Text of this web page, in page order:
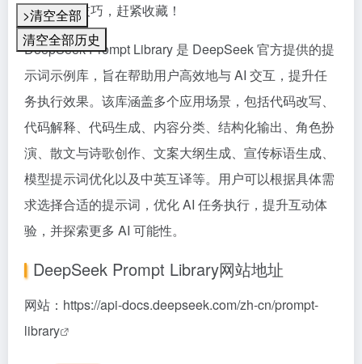
>清空全部
清空全部历史
DeepSeek Prompt Library 是 DeepSeek 官方提供的提
示词示例库，旨在帮助用户高效地与 AI 交互，提升任
务执行效果。该库涵盖多个应用场景，包括代码改写、
代码解释、代码生成、内容分类、结构化输出、角色扮
演、散文与诗歌创作、文案大纲生成、宣传标语生成、
模型提示词优化以及中英互译等。用户可以根据具体需
求选择合适的提示词，优化 AI 任务执行，提升互动体
验，并探索更多 AI 可能性。
DeepSeek Prompt Library网站地址
网站： https://api-docs.deepseek.com/zh-cn/prompt-
library